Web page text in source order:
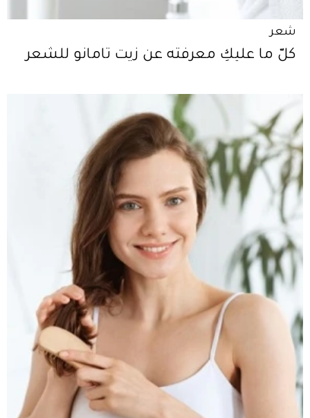
شعر
كلّ ما عليكِ معرفته عن زيت تامانو للشعر